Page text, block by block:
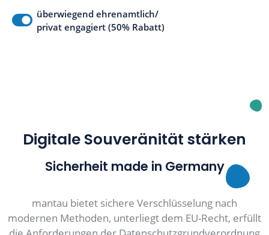
überwiegend ehrenamtlich/
privat engagiert (50% Rabatt)
Digitale Souveränität stärken
Sicherheit made in Germany
mantau bietet sichere Verschlüsselung nach
modernen Methoden, unterliegt dem EU-Recht, erfüllt